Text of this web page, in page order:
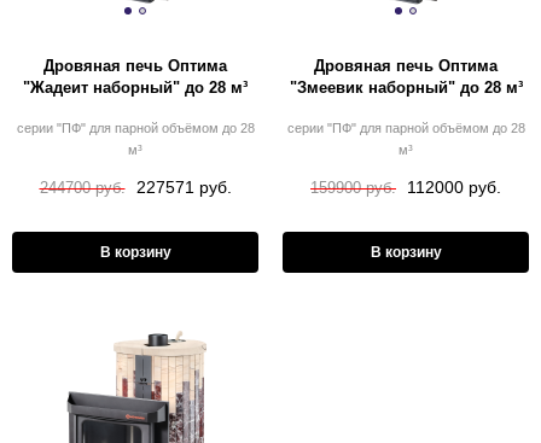
Дровяная печь Оптима
"Жадеит наборный" до 28 м³
серии "ПФ" для парной объёмом до 28
м³
244700 руб. 227571 руб.
В корзину
Дровяная печь Оптима
"Змеевик наборный" до 28 м³
серии "ПФ" для парной объёмом до 28
м³
159900 руб. 112000 руб.
В корзину